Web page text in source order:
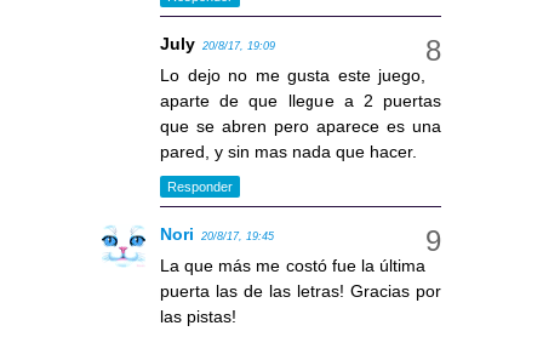
July 20/8/17, 19:09
Lo dejo no me gusta este juego,
aparte de que llegue a 2 puertas
que se abren pero aparece es una
pared, y sin mas nada que hacer.
Responder
Nori 20/8/17, 19:45
La que más me costó fue la última
puerta las de las letras! Gracias por
las pistas!